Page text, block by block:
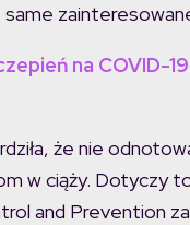
na COVID-
że nie
w ciąży. Dotyczy
and Prevention